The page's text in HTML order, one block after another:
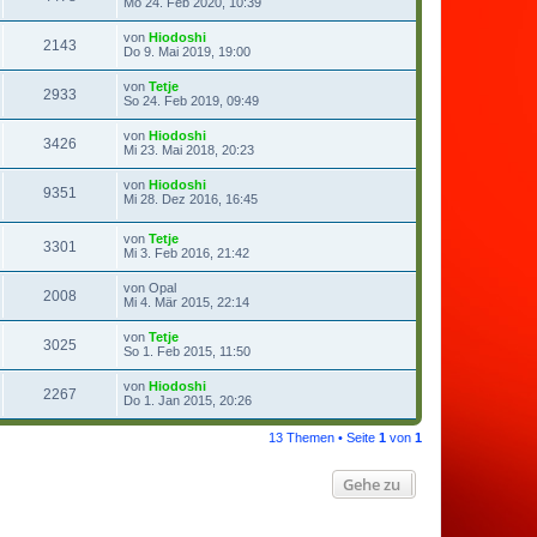
2143 von Hiodoshi
Do 9. Mai 2019, 19:00
2933 von Tetje
So 24. Feb 2019, 09:49
3426 von Hiodoshi
Mi 23. Mai 2018, 20:23
9351 von Hiodoshi
Mi 28. Dez 2016, 16:45
3301 von Tetje
Mi 3. Feb 2016, 21:42
2008 von Opal
Mi 4. Mär 2015, 22:14
3025 von Tetje
So 1. Feb 2015, 11:50
2267 von Hiodoshi
Do 1. Jan 2015, 20:26
13 Themen • Seite 1 von 1
Gehe zu